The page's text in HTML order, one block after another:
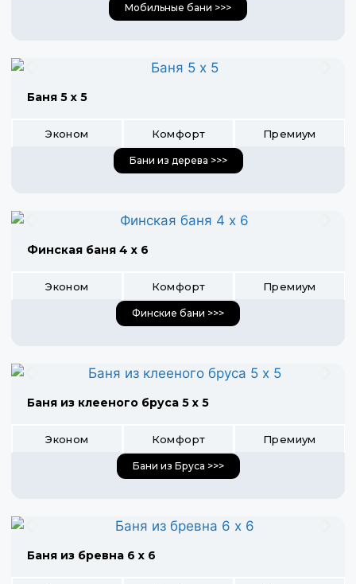
Мобильные бани >>>
Баня 5 х 5
Эконом Комфорт Премиум
Бани из дерева >>>
Финская баня 4 х 6
Эконом Комфорт Премиум
Финские бани >>>
Баня из клееного бруса 5 х 5
Эконом Комфорт Премиум
Бани из Бруса >>>
Баня из бревна 6 х 6